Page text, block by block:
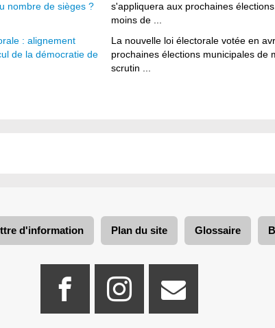
nombre de sièges ?
s'appliquera aux prochaines
moins de ...
: alignement
de la démocratie de
La nouvelle loi électorale votée en
prochaines élections municipales de
scrutin ...
d'information Plan du site Glossaire